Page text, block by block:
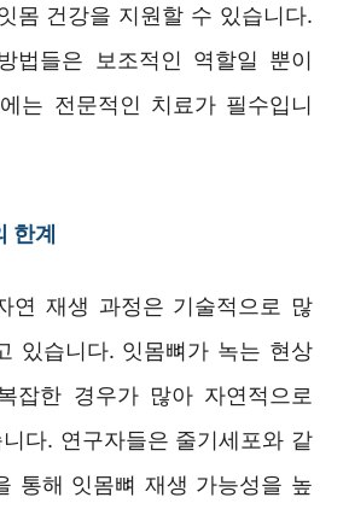
몸 건강을 지원할 수 있습니다.
법들은 보조적인 역할일 뿐이
는 전문적인 치료가 필수입니
한계
연 재생 과정은 기술적으로 많
있습니다. 잇몸뼈가 녹는 현상
잡한 경우가 많아 자연적으로
다. 연구자들은 줄기세포와 같
통해 잇몸뼈 재생 가능성을 높